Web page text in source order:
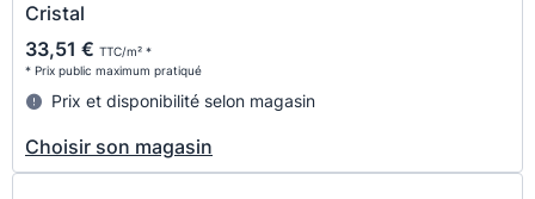
Cristal
33,51 € TTC/m² *
* Prix public maximum pratiqué
Prix et disponibilité selon magasin
Choisir son magasin